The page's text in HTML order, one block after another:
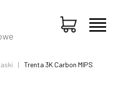
Trenta 3K Carbon MIPS